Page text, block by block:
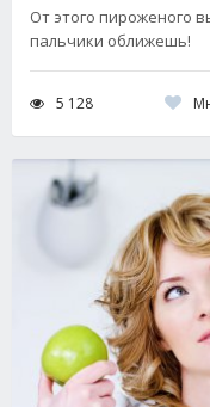
От этого пироженого
пальчики оближешь!
5 128